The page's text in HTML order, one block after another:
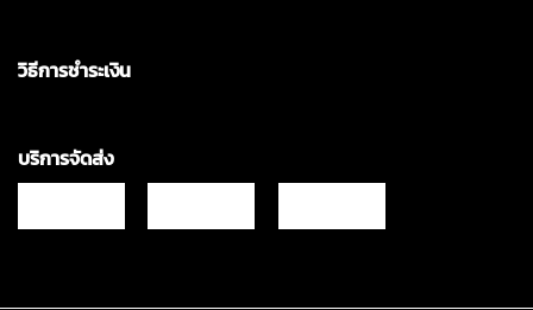
วิธีการชำระเงิน
บริการจัดส่ง